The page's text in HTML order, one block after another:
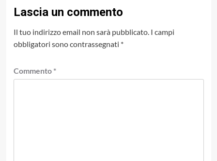
Lascia un commento
Il tuo indirizzo email non sarà pubblicato. I campi
obbligatori sono contrassegnati *
Commento *